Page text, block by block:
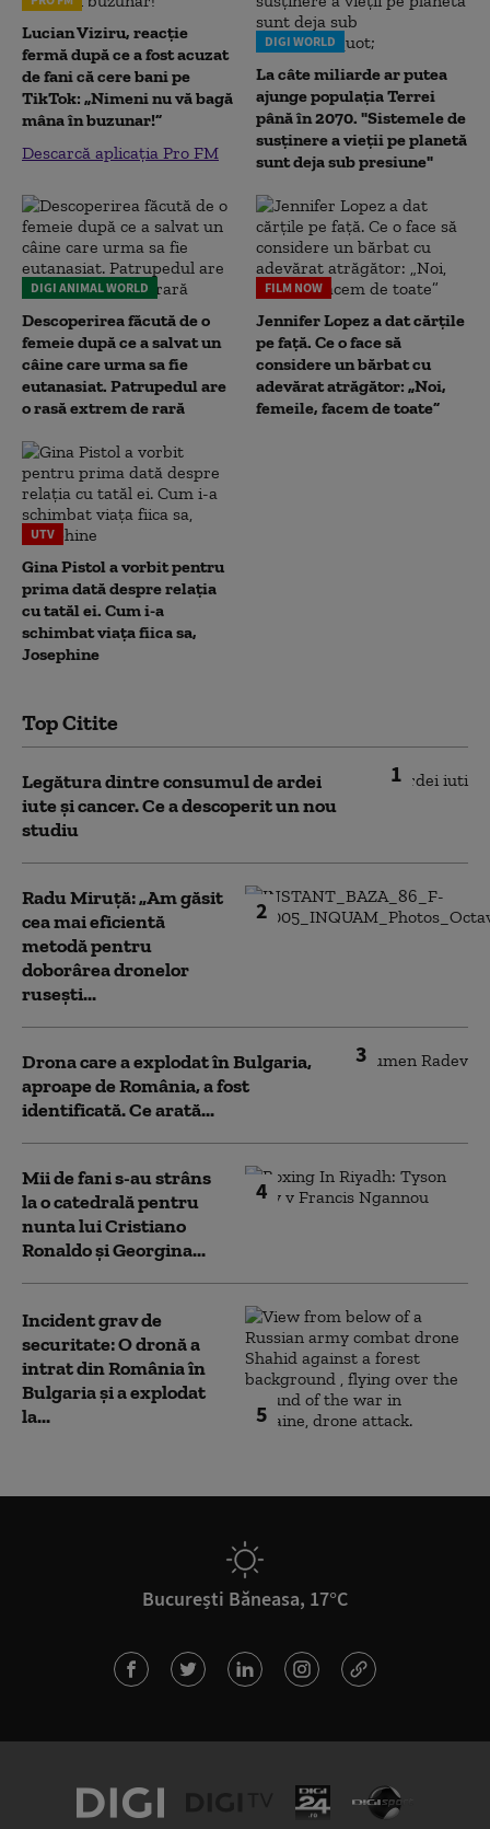
Lucian Viziru, reacție
fermă după ce a fost acuzat
de fani că cere bani pe
TikTok: „Nimeni nu vă bagă
mâna în buzunar!”
Descarcă aplicația Pro FM
DIGI WORLD
La câte miliarde ar putea
ajunge populația Terrei
până în 2070. "Sistemele de
susținere a vieții pe planetă
sunt deja sub presiune"
DIGI ANIMAL WORLD
Descoperirea făcută de o
femeie după ce a salvat un
câine care urma sa fie
eutanasiat. Patrupedul are
o rasă extrem de rară
FILM NOW
Jennifer Lopez a dat cărțile
pe față. Ce o face să
considere un bărbat cu
adevărat atrăgător: „Noi,
femeile, facem de toate”
UTV
Gina Pistol a vorbit pentru
prima dată despre relația
cu tatăl ei. Cum i-a
schimbat viața fiica sa,
Josephine
Top Citite
1
Legătura dintre consumul de ardei
iute și cancer. Ce a descoperit un nou
studiu
2
Radu Miruță: „Am găsit
cea mai eficientă
metodă pentru
doborârea dronelor
rusești...
3
Drona care a explodat în Bulgaria,
aproape de România, a fost
identificată. Ce arată...
4
Mii de fani s-au strâns
la o catedrală pentru
nunta lui Cristiano
Ronaldo şi Georgina...
5
Incident grav de
securitate: O dronă a
intrat din România în
Bulgaria şi a explodat
la...
București Băneasa, 17°C